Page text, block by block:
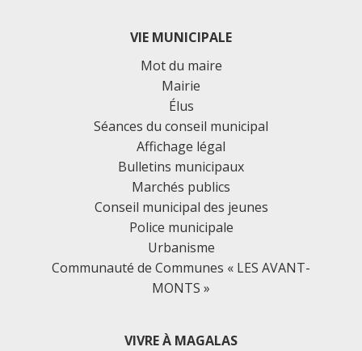
VIE MUNICIPALE
Mot du maire
Mairie
Élus
Séances du conseil municipal
Affichage légal
Bulletins municipaux
Marchés publics
Conseil municipal des jeunes
Police municipale
Urbanisme
Communauté de Communes « LES AVANT-
MONTS »
VIVRE À MAGALAS